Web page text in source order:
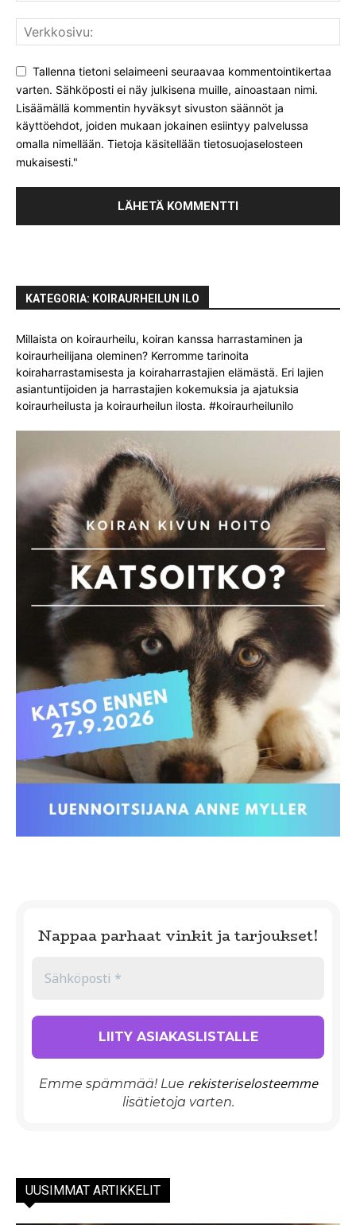
Tallenna tietoni selaimeeni seuraavaa kommentointikertaa
varten. Sähköposti ei näy julkisena muille, ainoastaan nimi.
Lisäämällä kommentin hyväksyt sivuston säännöt ja
käyttöehdot, joiden mukaan jokainen esiintyy palvelussa
omalla nimellään. Tietoja käsitellään tietosuojaselosteen
mukaisesti."
KATEGORIA: KOIRAURHEILUN ILO
Millaista on koiraurheilu, koiran kanssa harrastaminen ja
koiraurheilijana oleminen? Kerromme tarinoita
koiraharrastamisesta ja koiraharrastajien elämästä. Eri lajien
asiantuntijoiden ja harrastajien kokemuksia ja ajatuksia
koiraurheilusta ja koiraurheilun ilosta. #koiraurheilunilo
Nappaa parhaat vinkit ja tarjoukset!
Emme spämmää! Lue rekisteriselosteemme
lisätietoja varten.
UUSIMMAT ARTIKKELIT